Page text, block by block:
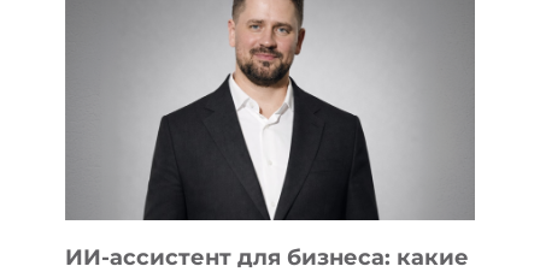
КОТОРЫЕ
РАЗВИВАЮТ
ТЕХНОЛОГИЧЕСКОЕ
ОБРАЗОВАНИЕ
ТАДЖИКИСТАНА
ИИ-ассистент для бизнеса: какие